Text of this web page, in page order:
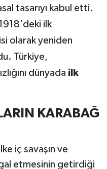
tasarıyı kabul etti.
ilk
olarak yeniden
Türkiye,
dünyada ilk
KARABAĞ
iç savaşın ve
etmesinin getirdiği